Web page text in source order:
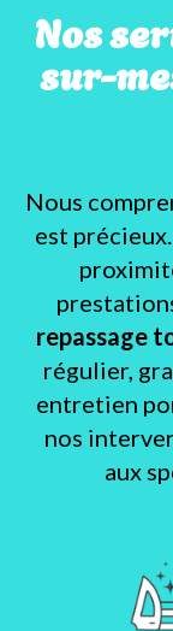
Nos
sur-
Nous
est
repassage
régulier,
entretien
nos
aux